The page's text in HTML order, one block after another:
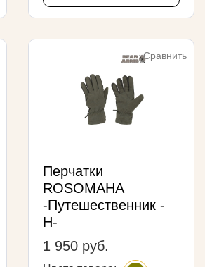
Сравнить
Перчатки
ROSOMAHA
-Путешественник -
Н-
1 950 руб.